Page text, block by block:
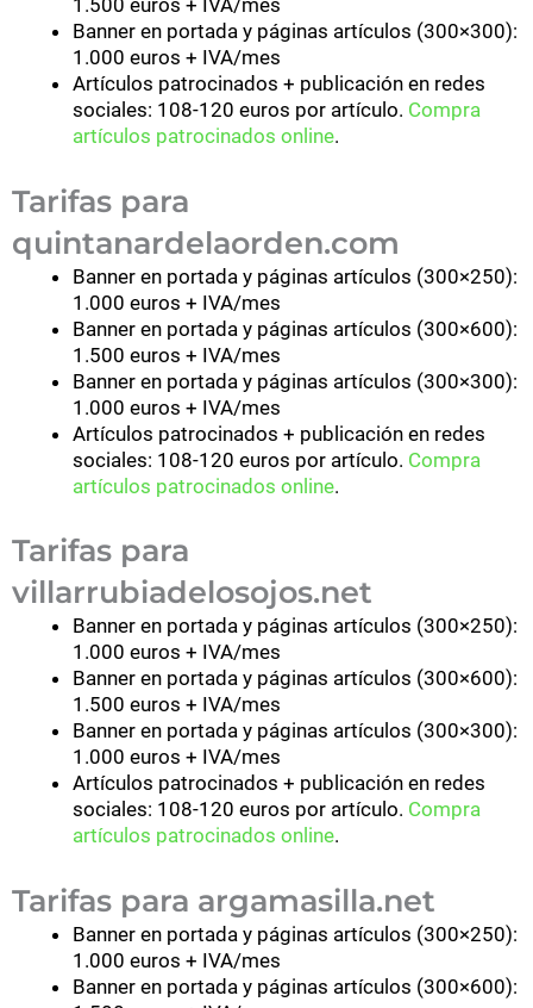
1.500 euros + IVA/mes
Banner en portada y páginas artículos (300×300):
1.000 euros + IVA/mes
Artículos patrocinados + publicación en redes
sociales: 108-120 euros por artículo. Compra
artículos patrocinados online.
Tarifas para
quintanardelaorden.com
Banner en portada y páginas artículos (300×250):
1.000 euros + IVA/mes
Banner en portada y páginas artículos (300×600):
1.500 euros + IVA/mes
Banner en portada y páginas artículos (300×300):
1.000 euros + IVA/mes
Artículos patrocinados + publicación en redes
sociales: 108-120 euros por artículo. Compra
artículos patrocinados online.
Tarifas para
villarrubiadelosojos.net
Banner en portada y páginas artículos (300×250):
1.000 euros + IVA/mes
Banner en portada y páginas artículos (300×600):
1.500 euros + IVA/mes
Banner en portada y páginas artículos (300×300):
1.000 euros + IVA/mes
Artículos patrocinados + publicación en redes
sociales: 108-120 euros por artículo. Compra
artículos patrocinados online.
Tarifas para argamasilla.net
Banner en portada y páginas artículos (300×250):
1.000 euros + IVA/mes
Banner en portada y páginas artículos (300×600):